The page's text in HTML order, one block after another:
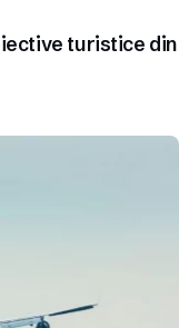
turistice din